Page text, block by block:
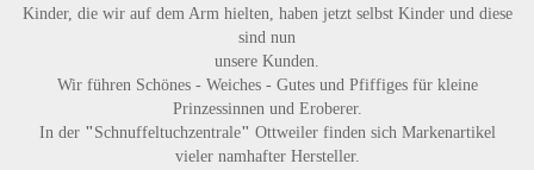
Kinder, die wir auf dem Arm hielten, haben jetzt selbst Kinder und diese
sind nun
unsere Kunden.
Wir führen Schönes - Weiches - Gutes und Pfiffigesfür kleine
Prinzessinnen und Eroberer.
In der " Schnuffeltuchzentrale" Ottweiler finden sich Markenartikel
vieler namhafter Hersteller.